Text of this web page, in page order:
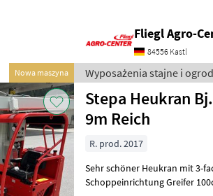
Nowa maszyna
Fliegl Agro-
84556 Kastl
Wyposażenia stajne i
Stepa Heukran
9m Reich
R. prod. 2017
Sehr schöner Heukran mit 3-
Schoppeinrichtung Greifer 100cm breit